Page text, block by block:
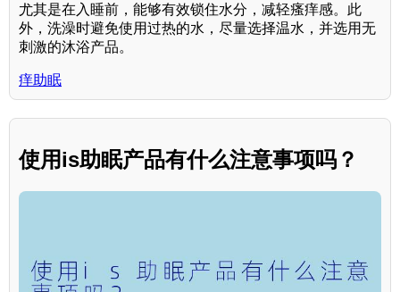
尤其是在入睡前，能够有效锁住水分，减轻瘙痒感。此
外，洗澡时避免使用过热的水，尽量选择温水，并选用无
刺激的沐浴产品。
痒助眠
使用is助眠产品有什么注意事项吗？